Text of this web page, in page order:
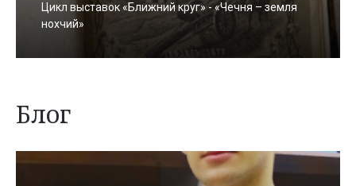
Цикл выставок «Ближний круг» - «Чечня – земля
нохчий»
Блог